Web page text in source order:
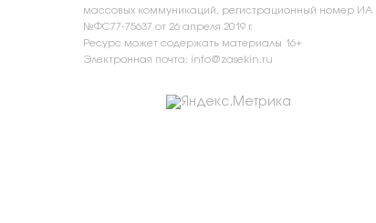
массовых коммуникаций, регистрационный номер ИА
№ФС77-75637 от 26 апреля 2019 г.
Ресурс может содержать материалы 16+
Электронная почта: info@zasekin.ru